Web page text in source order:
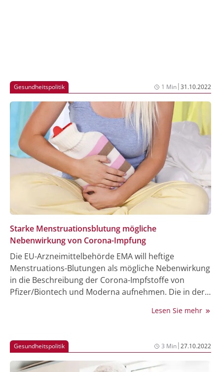
Gesundheitspolitik 1 Min|31.10.2022
Starke Menstruationsblutung mögliche
Nebenwirkung von Corona-Impfung
Die EU-Arzneimittelbehörde EMA will heftige
Menstruations-Blutungen als mögliche Nebenwirkung
in die Beschreibung der Corona-Impfstoffe von
Pfizer/Biontech und Moderna aufnehmen. Die in der
vorübergehend und nicht schwerwiegend. Es gebe
Auswirkungen auf die Fruchtbarkeit hätten.
Lesen Sie mehr
Gesundheitspolitik 3 Min|27.10.2022